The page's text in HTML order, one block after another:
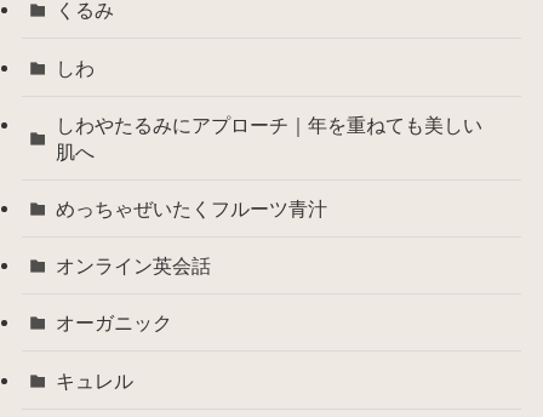
くるみ
しわ
しわやたるみにアプローチ｜年を重ねても美しい
肌へ
めっちゃぜいたくフルーツ青汁
オンライン英会話
オーガニック
キュレル